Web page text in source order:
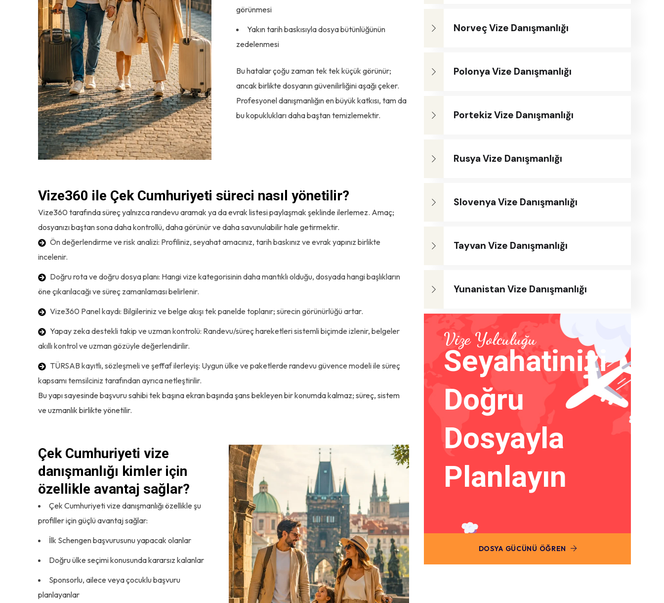
görünmesi
Yakın tarih baskısıyla dosya bütünlüğünün
zedelenmesi
Bu hatalar çoğu zaman tek tek küçük görünür;
ancak birlikte dosyanın güvenilirliğini aşağı çeker.
Profesyonel danışmanlığın en büyük katkısı, tam da
bu kopuklukları daha baştan temizlemektir.
Vize360 ile Çek Cumhuriyeti süreci nasıl yönetilir?
Vize360 tarafında süreç yalnızca randevu aramak ya da evrak listesi paylaşmak şeklinde ilerlemez. Amaç;
dosyanızı baştan sona daha kontrollü, daha görünür ve daha savunulabilir hale getirmektir.
Ön değerlendirme ve risk analizi: Profiliniz, seyahat amacınız, tarih baskınız ve evrak yapınız birlikte
incelenir.
Doğru rota ve doğru dosya planı: Hangi vize kategorisinin daha mantıklı olduğu, dosyada hangi başlıkların
öne çıkarılacağı ve süreç zamanlaması belirlenir.
Vize360 Panel kaydı: Bilgileriniz ve belge akışı tek panelde toplanır; sürecin görünürlüğü artar.
Yapay zeka destekli takip ve uzman kontrolü: Randevu/süreç hareketleri sistemli biçimde izlenir, belgeler
akıllı kontrol ve uzman gözüyle değerlendirilir.
TÜRSAB kayıtlı, sözleşmeli ve şeffaf ilerleyiş: Uygun ülke ve paketlerde randevu güvence modeli ile süreç
kapsamı temsilciniz tarafından ayrıca netleştirilir.
Bu yapı sayesinde başvuru sahibi tek başına ekran başında şans bekleyen bir konumda kalmaz; süreç, sistem
ve uzmanlık birlikte yönetilir.
Çek Cumhuriyeti vize
danışmanlığı kimler için
özellikle avantaj sağlar?
Çek Cumhuriyeti vize danışmanlığı özellikle şu
profiller için güçlü avantaj sağlar:
İlk Schengen başvurusunu yapacak olanlar
Doğru ülke seçimi konusunda kararsız kalanlar
Sponsorlu, ailece veya çocuklu başvuru
planlayanlar
Norveç Vize Danışmanlığı
Polonya Vize Danışmanlığı
Portekiz Vize Danışmanlığı
Rusya Vize Danışmanlığı
Slovenya Vize Danışmanlığı
Tayvan Vize Danışmanlığı
Yunanistan Vize Danışmanlığı
Vize Yolculuğu
Seyahatinizi
Doğru
Dosyayla
Planlayın
DOSYA GÜCÜNÜ ÖĞREN